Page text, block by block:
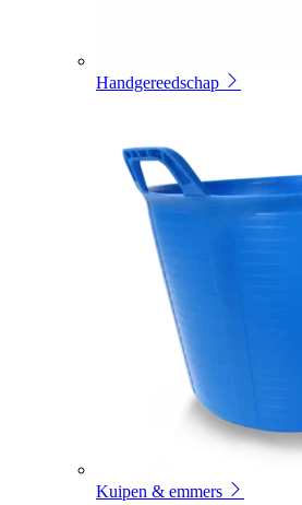
Handgereedschap
Kuipen & emmers